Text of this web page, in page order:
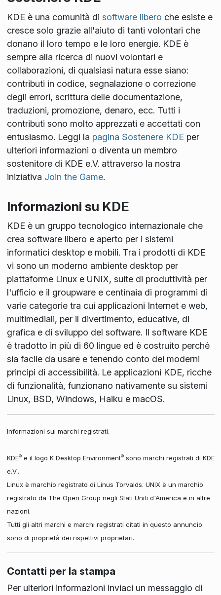
KDE è una comunità di software libero che esiste e
cresce solo grazie all'aiuto di tanti volontari che
donano il loro tempo e le loro energie. KDE è
sempre alla ricerca di nuovi volontari e
collaborazioni, di qualsiasi natura esse siano:
contributi in codice, segnalazione o correzione
degli errori, scrittura delle documentazione,
traduzioni, promozione, denaro, ecc. Tutti i
contributi sono molto apprezzati e accettati con
entusiasmo. Leggi la pagina Sostenere KDE per
ulteriori informazioni o diventa un membro
sostenitore di KDE e.V. attraverso la nostra
iniziativa Join the Game.
Informazioni su KDE
KDE è un gruppo tecnologico internazionale che
crea software libero e aperto per i sistemi
informatici desktop e mobili. Tra i prodotti di KDE
vi sono un moderno ambiente desktop per
piattaforme Linux e UNIX, suite di produttività per
l'ufficio e il groupware e centinaia di programmi di
varie categorie tra cui applicazioni Internet e web,
multimediali, per il divertimento, educative, di
grafica e di sviluppo del software. Il software KDE
è tradotto in più di 60 lingue ed è costruito perché
sia facile da usare e tenendo conto dei moderni
principi di accessibilità. Le applicazioni KDE, ricche
di funzionalità, funzionano nativamente su sistemi
Linux, BSD, Windows, Haiku e macOS.
Informazioni sui marchi registrati.
KDE®e il logo K Desktop Environment®sono marchi registrati di KDE
e.V..
Linux è marchio registrato di Linus Torvalds. UNIX è un marchio
registrato da The Open Group negli Stati Uniti d'America e in altre
nazioni.
Tutti gli altri marchi e marchi registrati citati in questo annuncio
sono di proprietà dei rispettivi proprietari.
Contatti per la stampa
Per ulteriori informazioni inviaci un messaggio di